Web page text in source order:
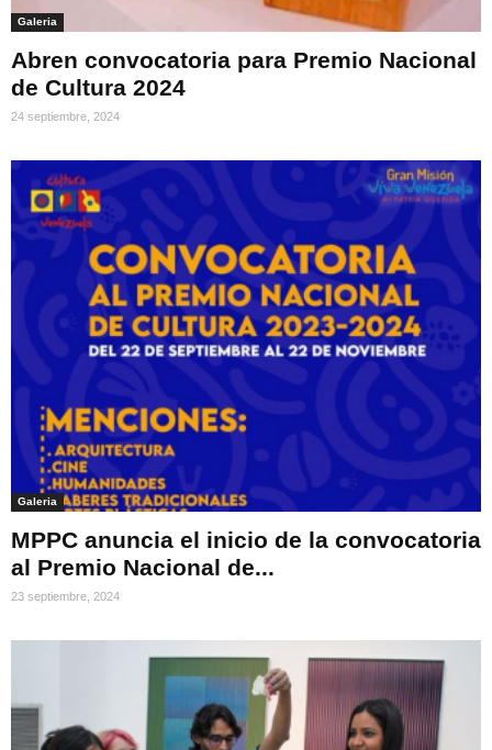
Galeria
Abren convocatoria para Premio Nacional
de Cultura 2024
24 septiembre, 2024
Galeria
MPPC anuncia el inicio de la convocatoria
al Premio Nacional de...
23 septiembre, 2024